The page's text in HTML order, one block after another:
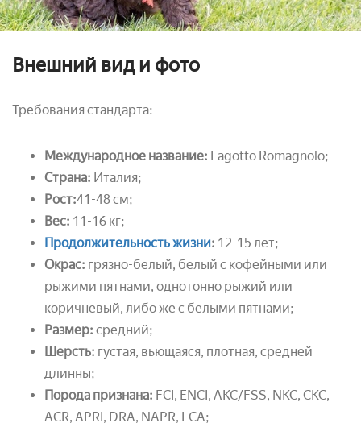
Внешний вид и фото
Требования стандарта:
Международное название: Lagotto Romagnolo;
Страна: Италия;
Рост:41-48 см;
Вес: 11-16 кг;
Продолжительность жизни: 12-15 лет;
Окрас: грязно-белый, белый с кофейными или
рыжими пятнами, однотонно рыжий или
коричневый, либо же с белыми пятнами;
Размер: средний;
Шерсть: густая, вьющаяся, плотная, средней
длинны;
Порода признана: FCI, ENCI, AKC/FSS, NKC, CKC,
ACR, APRI, DRA, NAPR, LCA;